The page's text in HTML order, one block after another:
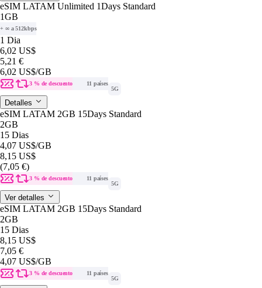
eSIM LATAM Unlimited 1Days Standard
1GB
+ ∞ a 512kbps
1 Dia
6,02 US$
5,21 €
6,02 US$/GB
3 % de descuento
11 países
5G
Detalles
eSIM LATAM 2GB 15Days Standard
2GB
15 Dias
4,07 US$/GB
8,15 US$
(7,05 €)
3 % de descuento
11 países
5G
Ver detalles
eSIM LATAM 2GB 15Days Standard
2GB
15 Dias
8,15 US$
7,05 €
4,07 US$/GB
3 % de descuento
11 países
5G